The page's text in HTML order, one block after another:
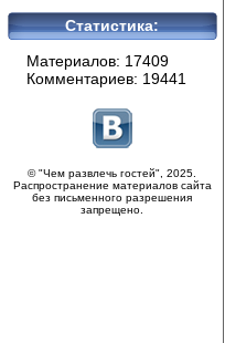
Статистика:
Материалов: 17409
Комментариев: 19441
© "Чем развлечь гостей", 2025.
Распространение материалов сайта
без письменного разрешения
запрещено.